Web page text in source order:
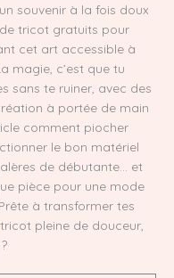
souvenir à la fois doux
de tricot gratuits pour
cet art accessible à
magie, c’est que tu
sans te ruiner, avec des
à portée de main
comment piocher
le bon matériel
de débutante… et
pièce pour une mode
à transformer tes
pleine de douceur,